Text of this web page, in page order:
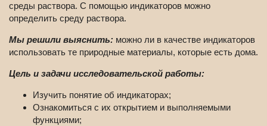
среды раствора. С помощью индикаторов можно
определить среду раствора.
Мы решили выяснить: можно ли в качестве индикаторов
использовать те природные материалы, которые есть дома.
Цель и задачи исследовательской работы:
Изучить понятие об индикаторах;
Ознакомиться с их открытием и выполняемыми
функциями;